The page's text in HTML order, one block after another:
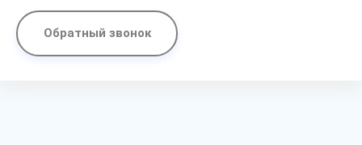
Обратный звонок